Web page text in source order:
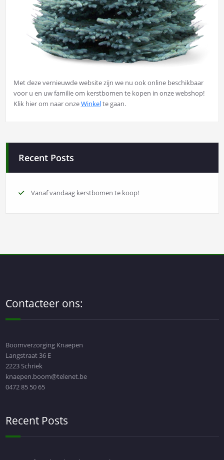
Met deze vernieuwde website zijn we nu ook online beschikbaar
voor u en uw familie om kerstbomen te kopen in onze webshop!
Klik hier om naar onzeWinkelte gaan.
Recent Posts
Vanaf vandaag kerstbomen te koop!
Contacteer ons:
Boomverzorging Knaepen
Langstraat 36 E
2223 Schriek
knaepen.boom@telenet.be
0472 85 50 65
Recent Posts